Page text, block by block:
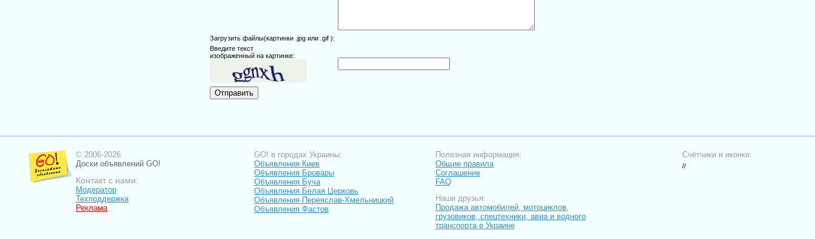
Загрузить файлы(картинки .jpg или .gif ):
Введите текст
изображенный на картинке:
© 2006-2026
Доски объявлений GO!
Контакт с нами:
Модератор
Техподдержка
Реклама
GO! в городах Украины:
Объявления Киев
Объявления Бровары
Объявления Буча
Объявления Белая Церковь
Объявления Переяслав-Хмельницкий
Объявления Фастов
Полезная информация:
Общие правила
Соглашение
FAQ
Наши друзья:
Продажа автомобилей, мотоциклов,
грузовиков, спецтехники, авиа и водного
транспорта в Украине
Счётчики и иконки:
//